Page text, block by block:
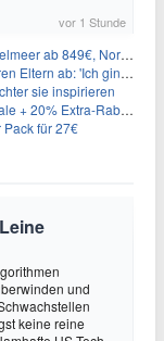
vor 1 Stunde
Norwegen ab 999€ p.P.
lang auf die Knie und weinte'
sie inspirieren
Rabatt dank Gutschein
Pack für 27€
und
keine reine